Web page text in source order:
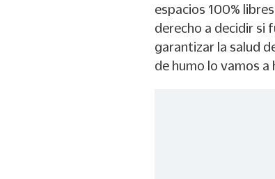
espacios 100%
derecho a decidir si
garantizar la salud
de humo lo vamos a